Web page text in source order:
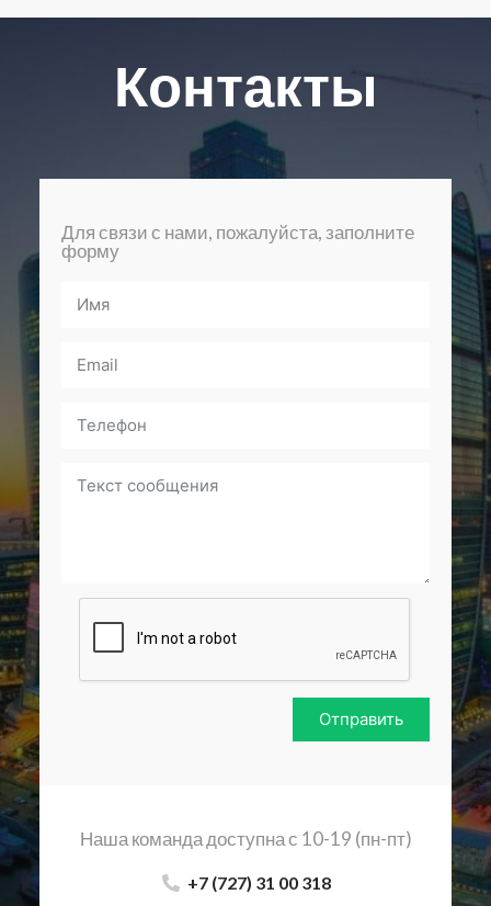
Контакты
Для связи с нами, пожалуйста, заполните
форму
Отправить
Наша команда доступна с 10-19 (пн-пт)
+7 (727) 31 00 318